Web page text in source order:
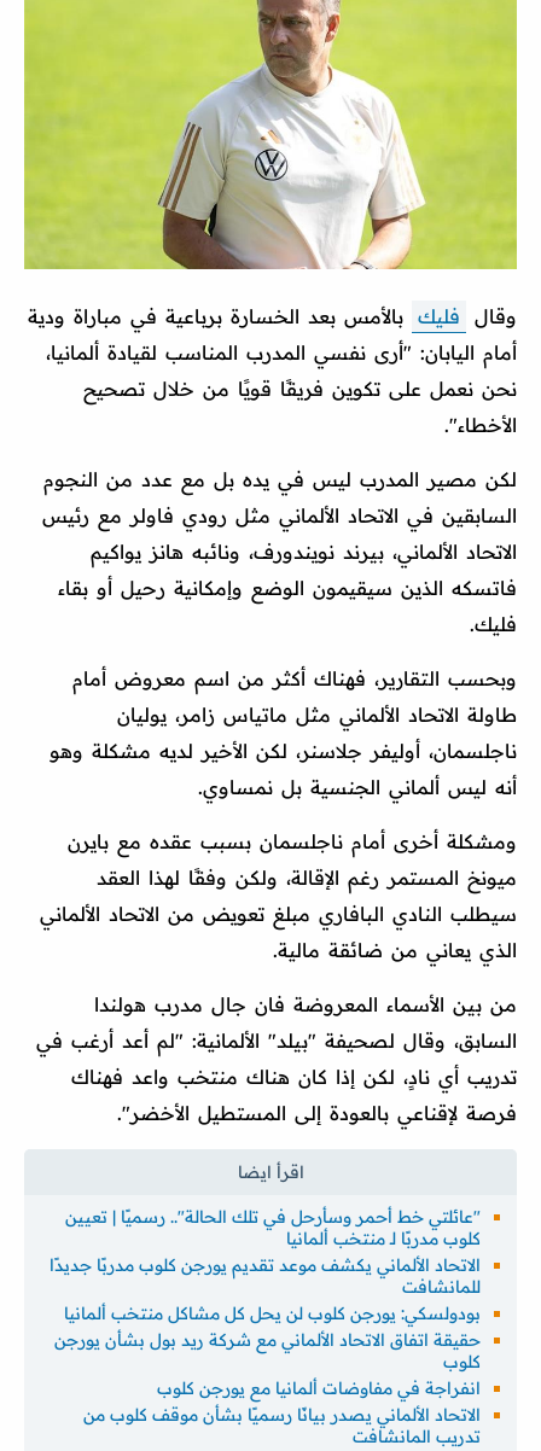
وقال فليك بالأمس بعد الخسارة برباعية في مباراة ودية
أمام اليابان: "أرى نفسي المدرب المناسب لقيادة ألمانيا،
نحن نعمل على تكوين فريقًا قويًا من خلال تصحيح
الأخطاء".
لكن مصير المدرب ليس في يده بل مع عدد من النجوم
السابقين في الاتحاد الألماني مثل رودي فاولر مع رئيس
الاتحاد الألماني، بيرند نويندورف، ونائبه هانز يواكيم
فاتسكه الذين سيقيمون الوضع وإمكانية رحيل أو بقاء
فليك.
وبحسب التقارير، فهناك أكثر من اسم معروض أمام
طاولة الاتحاد الألماني مثل ماتياس زامر، يوليان
ناجلسمان، أوليفر جلاسنر، لكن الأخير لديه مشكلة وهو
أنه ليس ألماني الجنسية بل نمساوي.
ومشكلة أخرى أمام ناجلسمان بسبب عقده مع بايرن
ميونخ المستمر رغم الإقالة، ولكن وفقًا لهذا العقد
سيطلب النادي البافاري مبلغ تعويض من الاتحاد الألماني
الذي يعاني من ضائقة مالية.
من بين الأسماء المعروضة فان جال مدرب هولندا
السابق، وقال لصحيفة "بيلد" الألمانية: "لم أعد أرغب في
تدريب أي نادٍ، لكن إذا كان هناك منتخب واعد فهناك
فرصة لإقناعي بالعودة إلى المستطيل الأخضر".
"عائلتي خط أحمر وسأرحل في تلك الحالة".. رسميًا | تعيين
كلوب مدربًا لـ منتخب ألمانيا
الاتحاد الألماني يكشف موعد تقديم يورجن كلوب مدربًا جديدًا
للمانشافت
بودولسكي: يورجن كلوب لن يحل كل مشاكل منتخب ألمانيا
حقيقة اتفاق الاتحاد الألماني مع شركة ريد بول بشأن يورجن
كلوب
انفراجة في مفاوضات ألمانيا مع يورجن كلوب
الاتحاد الألماني يصدر بيانًا رسميًا بشأن موقف كلوب من
تدريب المانشافت